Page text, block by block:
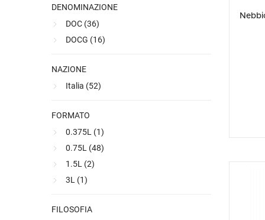
DENOMINAZIONE
DOC (36)
DOCG (16)
NAZIONE
Italia (52)
FORMATO
0.375L (1)
0.75L (48)
1.5L (2)
3L (1)
FILOSOFIA